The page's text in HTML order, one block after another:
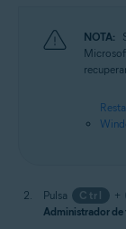
NOTA:
Pulsa Ctrl +
Administrador de